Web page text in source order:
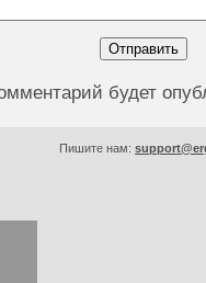
будет
Пишите нам: